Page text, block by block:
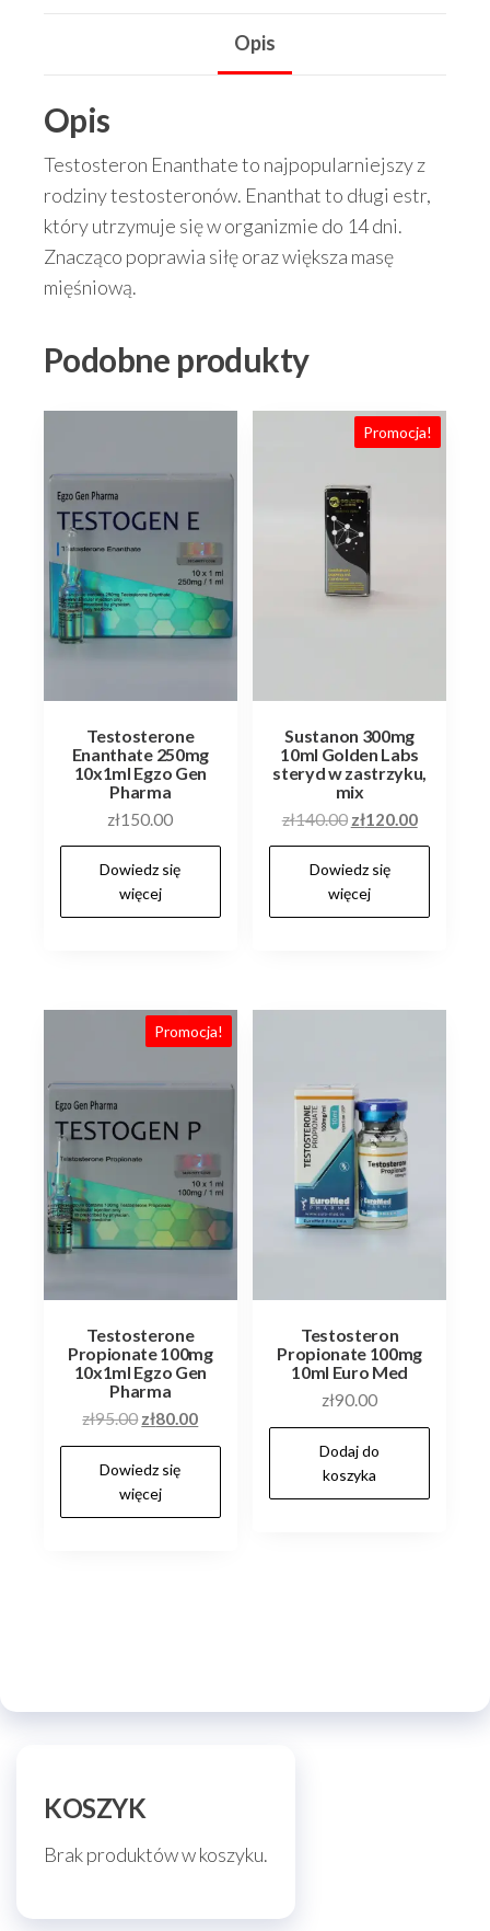
Opis
Opis
Testosteron Enanthate to najpopularniejszy z
rodziny testosteronów. Enanthat to długi estr,
który utrzymuje się w organizmie do 14 dni.
Znacząco poprawia siłę oraz większa masę
mięśniową.
Podobne produkty
Testosterone
Enanthate 250mg
10x1ml Egzo Gen
Pharma
zł150.00
Dowiedz się
więcej
Promocja!
Sustanon 300mg
10ml Golden Labs
steryd w zastrzyku,
mix
zł140.00 Pierwotna
cena
wynosiła:
zł140.00.
zł120.00Aktualna
cena
Dowiedz się
więcej
Promocja!
Testosterone
Propionate 100mg
10x1ml Egzo Gen
Pharma
zł95.00 Pierwotna
cena
wynosiła:
zł95.00.
zł80.00Aktualna
cena
Dowiedz się
więcej
Testosteron
Propionate 100mg
10ml Euro Med
zł90.00
Dodaj do
koszyka
KOSZYK
Brak produktów w koszyku.